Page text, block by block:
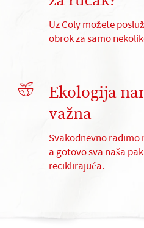
Uz Coly možete
obrok za samo
Ekologija
važna
Svakodnevno radimo
a gotovo sva naša
reciklirajuća.